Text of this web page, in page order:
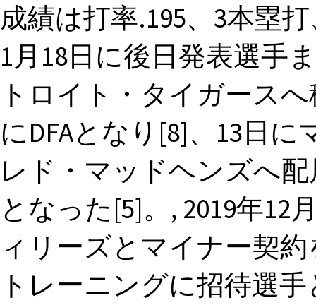
成績は打率.195、3本塁
1月18日に後日発表選手
トロイト・タイガース
にDFAとなり[8]、13日
レド・マッドヘンズへ
となった[5]。, 2019年12
ィリーズとマイナー契
トレーニングに招待選